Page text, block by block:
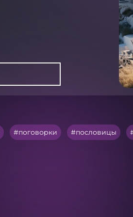
поговорки пословицы